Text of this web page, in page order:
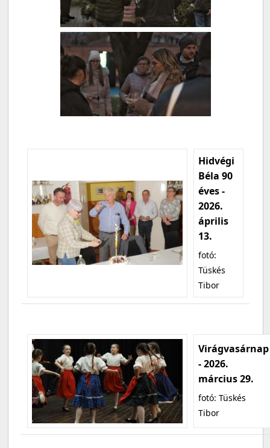
Hidvégi
Béla 90
éves -
2026.
április
13.
fotó:
Tüskés
Tibor
Virágvasárnap
- 2026.
március 29.
fotó: Tüskés
Tibor